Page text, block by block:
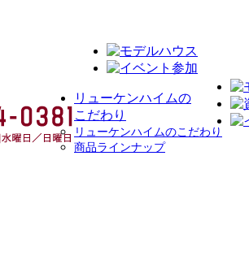
リューケンハイムの
こだわり
リューケンハイムのこだわり
商品ラインナップ